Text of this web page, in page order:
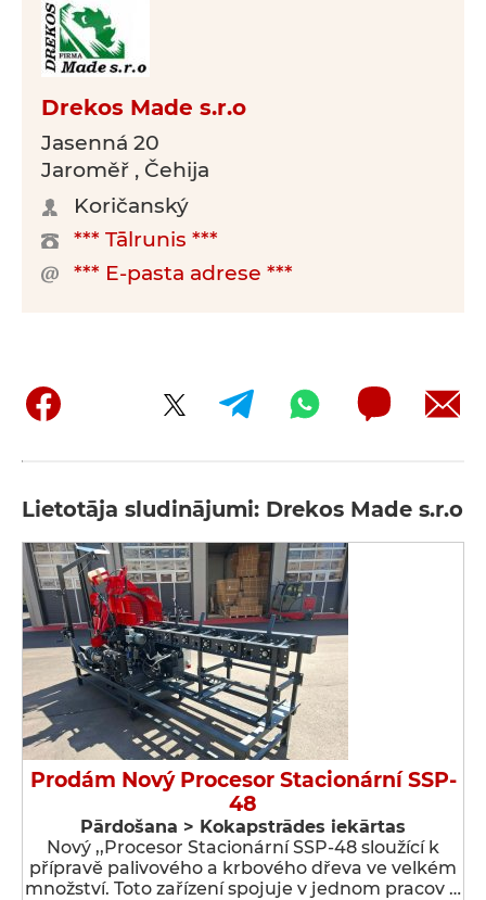
Drekos Made s.r.o
Jasenná 20
Jaroměř , Čehija
Koričanský
*** Tālrunis ***
*** E-pasta adrese ***
Lietotāja sludinājumi: Drekos Made s.r.o
Prodám Nový Procesor Stacionární SSP-
48
Pārdošana > Kokapstrādes iekārtas
Nový ,,Procesor Stacionární SSP-48 sloužící k
přípravě palivového a krbového dřeva ve velkém
množství. Toto zařízení spojuje v jednom pracov …